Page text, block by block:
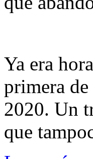
Ya era
primera
2020. Un
que